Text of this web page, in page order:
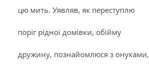
цю мить. Уявляв, як переступлю
поріг рідної домівки, обійму
дружину, познайомлюся з онуками,